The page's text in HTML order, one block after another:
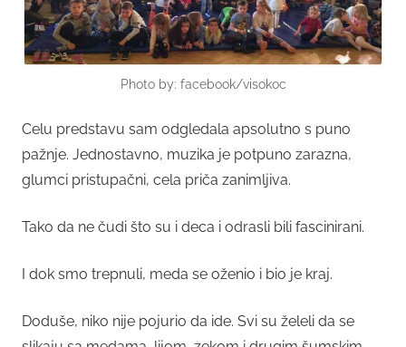
Photo by: facebook/visokoc
Celu predstavu sam odgledala apsolutno s puno
pažnje. Jednostavno, muzika je potpuno zarazna,
glumci pristupačni, cela priča zanimljiva.
Tako da ne čudi što su i deca i odrasli bili fascinirani.
I dok smo trepnuli, meda se oženio i bio je kraj.
Doduše, niko nije pojurio da ide. Svi su želeli da se